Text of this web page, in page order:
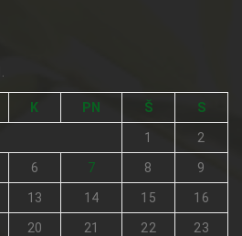
K PN Š S
1 2
6 7 8 9
13 14 15 16
20 21 22 23